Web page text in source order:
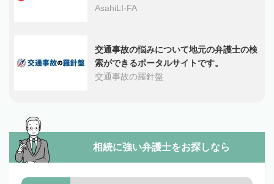
AsahiLI-FA
交通事故の悩みについて地元の弁護士の検
索ができるポータルサイトです。
交通事故の羅針盤
相続に強い弁護士をお探しなら